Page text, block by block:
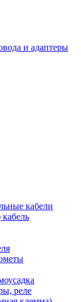
и адаптеры
кабели
реле